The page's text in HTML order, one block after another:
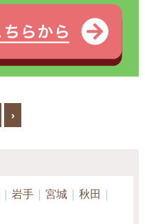
›
岩手 宮城
秋田